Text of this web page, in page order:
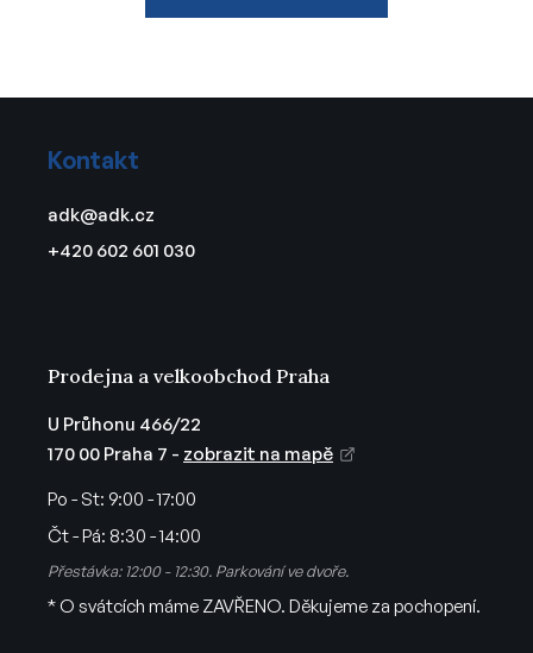
Kontakt
adk@adk.cz
+420 602 601 030
Prodejna a velkoobchod Praha
U Průhonu 466/22
170 00 Praha 7 - zobrazit na mapě
Po - St: 9:00 - 17:00
Čt - Pá: 8:30 - 14:00
Přestávka: 12:00 - 12:30. Parkování ve dvoře.
* O svátcích máme ZAVŘENO. Děkujeme za pochopení.